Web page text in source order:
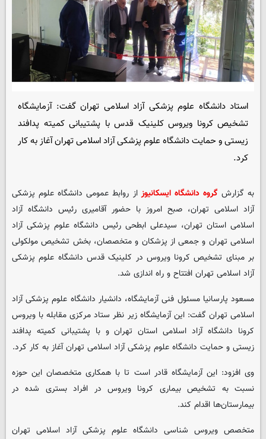
استاد دانشگاه علوم پزشکی آزاد اسلامی تهران گفت: آزمایشگاه
تشخیص کرونا ویروس کلینیک قدس با پشتیبانی کمیته پدافند
زیستی و حمایت دانشگاه علوم پزشکی آزاد اسلامی تهران آغاز به کار
کرد.
به گزارش گروه دانشگاه ایسکانیوزاز روابط عمومی دانشگاه علوم پزشکی
آزاد اسلامی تهران، صبح امروز با حضور آقامیری رئیس دانشگاه آزاد
اسلامی استان تهران، سیدعلی ابطحی رئیس دانشگاه علوم پزشکی آزاد
اسلامی تهران و جمعی از پزشکان و متخصصان، بخش تشخیص مولکولی
بر مبنای تشخیص کرونا ویروس در کلینیک قدس دانشگاه علوم پزشکی
آزاد اسلامی تهران افتتاح و راه اندازی شد.
مسعود پارسانیا مسئول فنی آزمایشگاه، دانشیار دانشگاه علوم پزشکی آزاد
اسلامی تهران گفت: این آزمایشگاه زیر نظر ستاد مرکزی مقابله با ویروس
کرونا دانشگاه آزاد اسلامی استان تهران و با پشتیبانی کمیته پدافند
زیستی و حمایت دانشگاه علوم پزشکی آزاد اسلامی تهران آغاز به کار کرد.
وی افزود: این آزمایشگاه قادر است تا با همکاری متخصصان این حوزه
نسبت به تشخیص بیماری کرونا ویروس در افراد بستری شده در
بیمارستان‌ها اقدام کند.
متخصص ویروس شناسی دانشگاه علوم پزشکی آزاد اسلامی تهران